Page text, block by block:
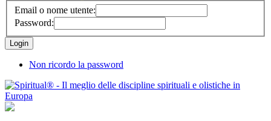
Email o nome utente:
Password:
Non ricordo la password